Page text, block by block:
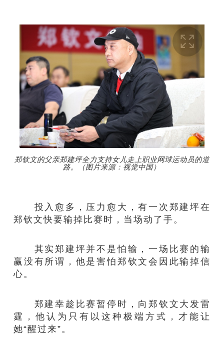
郑钦文的父亲郑建坪全力支持女儿走上职业网球运动员的道
路。（图片来源：视觉中国）
投入愈多，压力愈大，有一次郑建坪在
郑钦文快要输掉比赛时，当场动了手。
其实郑建坪并不是怕输，一场比赛的输
赢没有所谓，他是害怕郑钦文会因此输掉信
心。
郑建幸趁比赛暂停时，向郑钦文大发雷
霆，他认为只有以这种极端方式，才能让
她“醒过来”。